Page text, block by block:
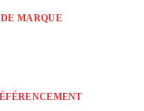
MARQUE